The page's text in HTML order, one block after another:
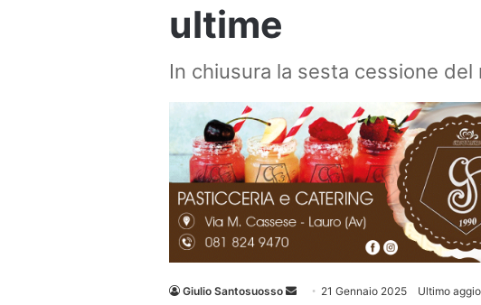
ultime
In chiusura la sesta cessione del
Giulio Santosuosso
Invia 21 Gennaio 2025
Ultimo